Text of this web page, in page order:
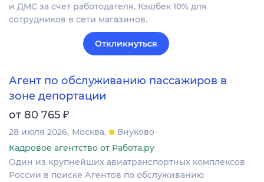
и ДМС за счет работодателя. Кэшбек 10% для
сотрудников в сети магазинов.
Откликнуться
Агент по обслуживанию пассажиров в
зоне депортации
от 80 765 ₽
28 июля 2026 Москва
Внуково
Кадровое агентство от Работа.ру
Один из крупнейших авиатранспортных комплексов
России в поиске Агентов по обслуживанию